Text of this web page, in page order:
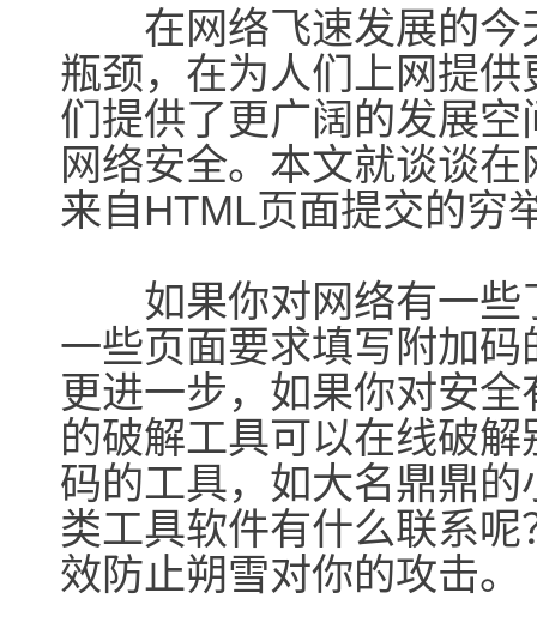
在网络飞速发展的今
瓶颈，在为人们上网提
们提供了更广阔的发展
网络安全。本文就谈谈
来自HTML页面提交的穷
如果你对网络有一些
一些页面要求填写附加
更进一步，如果你对安
的破解工具可以在线破
码的工具，如大名鼎鼎
类工具软件有什么联系
效防止朔雪对你的攻击。